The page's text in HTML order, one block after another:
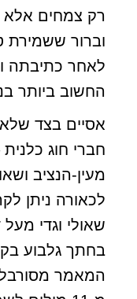
רק צמחים אלא
לאחר כתיבתה
החשוב ביותר
אסיים בצד
חברי חוג
מעין-הנציב
לכאורה ניתן
שאולי וגדי
בחתך גלבוע
המאמר